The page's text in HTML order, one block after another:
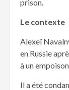
prison.
Le contexte
Alexeï
en Russie
à un
Il a été